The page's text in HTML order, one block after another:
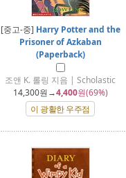
[중고-중] Harry Potter and the
Prisoner of Azkaban
(Paperback)
조앤 K. 롤링 지음 | Scholastic
14,300원→4,400원(69%)
이 광활한 우주점